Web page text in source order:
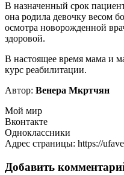
В назначенный срок
она родила девочку весом
осмотра новорожденной
здоровой.
В настоящее время мама и
курс реабилитации.
Автор: Венера Мкртчян
Мой мир
Вконтакте
Одноклассники
Адрес страницы: https://
Добавить